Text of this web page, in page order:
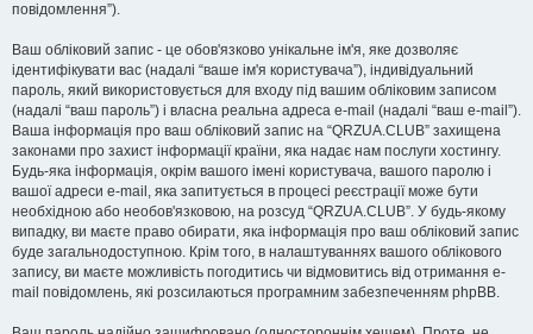
повідомлення”).
Ваш обліковий запис - це обов'язково унікальне ім'я, яке дозволяє
ідентифікувати вас (надалі “ваше ім'я користувача”), індивідуальний
пароль, який використовується для входу під вашим обліковим записом
(надалі “ваш пароль”) і власна реальна адреса e-mail (надалі “ваш e-mail”).
Ваша інформація про ваш обліковий запис на “QRZUA.CLUB” захищена
законами про захист інформації країни, яка надає нам послуги хостингу.
Будь-яка інформація, окрім вашого імені користувача, вашого паролю і
вашої адреси e-mail, яка запитується в процесі реєстрації може бути
необхідною або необов'язковою, на розсуд “QRZUA.CLUB”. У будь-якому
випадку, ви маєте право обирати, яка інформація про ваш обліковий запис
буде загальнодоступною. Крім того, в налаштуваннях вашого облікового
запису, ви маєте можливість погодитись чи відмовитись від отримання e-
mail повідомлень, які розсилаються програмним забезпеченням phpBB.